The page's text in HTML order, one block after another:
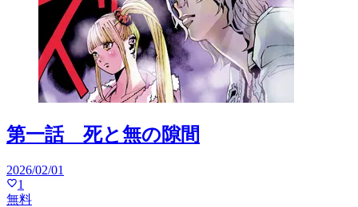
第一話 死と無の隙間
2026/02/01
1
無料